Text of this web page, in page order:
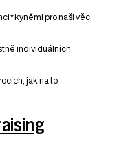
pro naši věc
individuálních
jak na to.